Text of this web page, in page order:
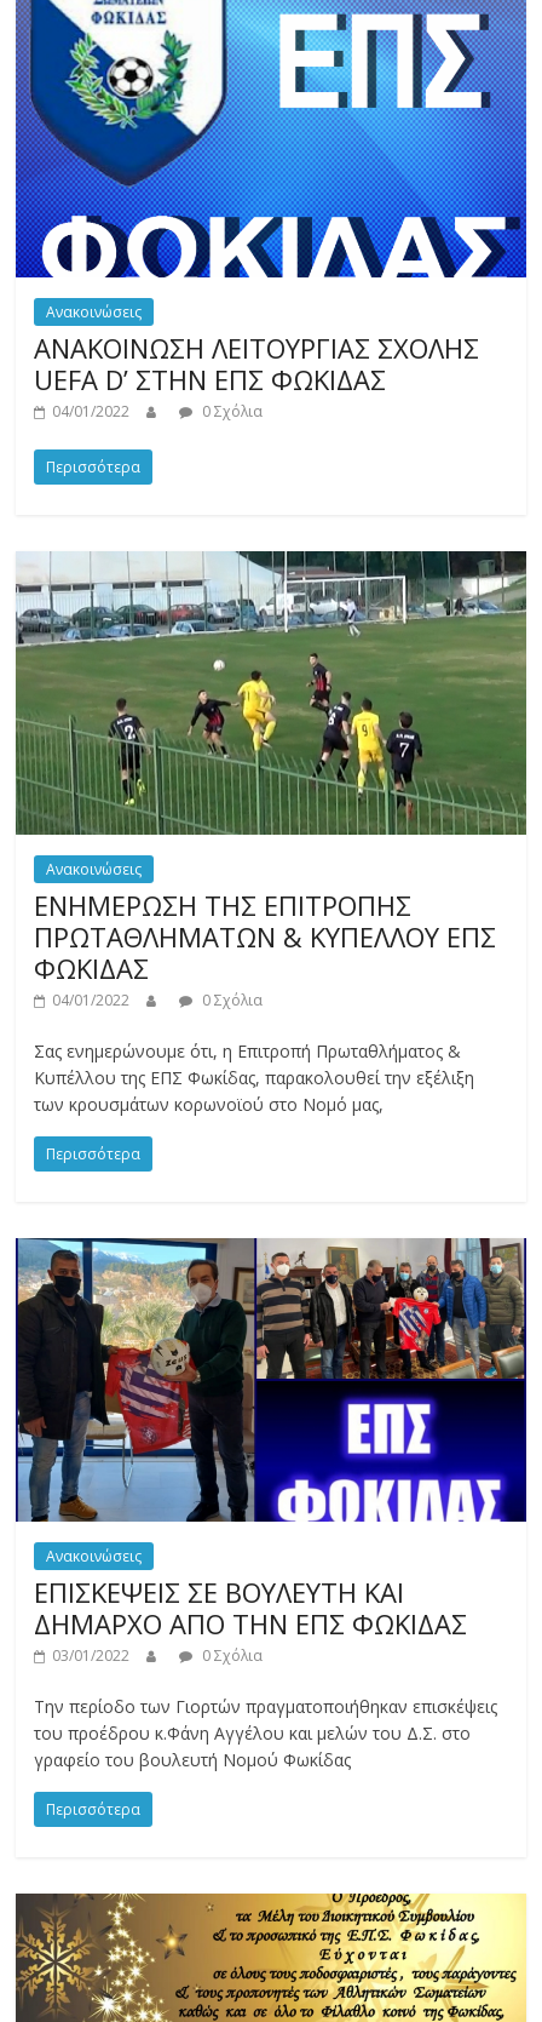
Ανακοινώσεις
ΑΝΑΚΟΙΝΩΣΗ ΛΕΙΤΟΥΡΓΙΑΣ ΣΧΟΛΗΣ
UEFA D’ ΣΤΗΝ ΕΠΣ ΦΩΚΙΔΑΣ
04/01/2022 0 Σχόλια
Περισσότερα
Ανακοινώσεις
ΕΝΗΜΕΡΩΣΗ ΤΗΣ ΕΠΙΤΡΟΠΗΣ
ΠΡΩΤΑΘΛΗΜΑΤΩΝ & ΚΥΠΕΛΛΟΥ ΕΠΣ
ΦΩΚΙΔΑΣ
04/01/2022 0 Σχόλια
Σας ενημερώνουμε ότι, η Επιτροπή Πρωταθλήματος &
Κυπέλλου της ΕΠΣ Φωκίδας, παρακολουθεί την εξέλιξη
των κρουσμάτων κορωνοϊού στο Νομό μας,
Περισσότερα
Ανακοινώσεις
ΕΠΙΣΚΕΨΕΙΣ ΣΕ ΒΟΥΛΕΥΤΗ ΚΑΙ
ΔΗΜΑΡΧΟ ΑΠΟ ΤΗΝ ΕΠΣ ΦΩΚΙΔΑΣ
03/01/2022 0 Σχόλια
Την περίοδο των Γιορτών πραγματοποιήθηκαν επισκέψεις
του προέδρου κ.Φάνη Αγγέλου και μελών του Δ.Σ. στο
γραφείο του βουλευτή Νομού Φωκίδας
Περισσότερα